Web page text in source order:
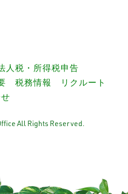
人税・所得税申告
税務情報
リクルート
All Rights Reserved.